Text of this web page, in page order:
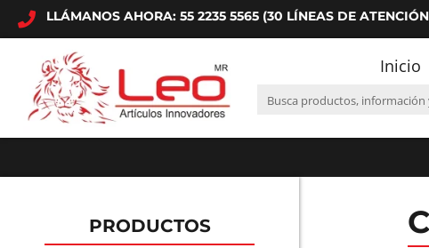
LLÁMANOS AHORA: 55 2235 5565 (30 LÍNEAS DE
Inicio
PRODUCTOS